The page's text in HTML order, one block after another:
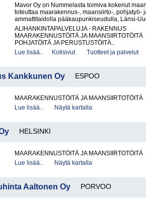
Mavor Oy on Nummelasta toimiva kokenut
toteuttaa maarakennus-, maansiirto-, pohjatyö-
ammattitaidolla pääkaupunkiseudulla, Länsi-
ALIHANKINTAPALVELUJA - RAKENNUS
MAARAKENNUSTÖITÄ JA MAANSIIRTOTÖITÄ
POHJATÖITÄ JA PERUSTUSTÖITÄ..
Lue lisää..
Kotisivut Tuotteet ja palvelut
Kankkunen Oy ESPOO
MAARAKENNUSTÖITÄ JA MAANSIIRTOTÖITÄ
Lue lisää..
Näytä kartalla
HELSINKI
MAARAKENNUSTÖITÄ JA MAANSIIRTOTÖITÄ
Lue lisää..
Näytä kartalla
Aaltonen Oy PORVOO